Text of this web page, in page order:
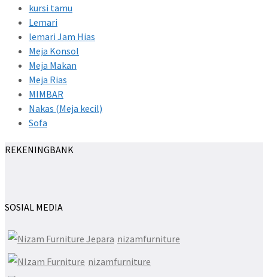
kursi tamu
Lemari
lemari Jam Hias
Meja Konsol
Meja Makan
Meja Rias
MIMBAR
Nakas (Meja kecil)
Sofa
REKENINGBANK
SOSIAL MEDIA
nizamfurniture
nizamfurniture